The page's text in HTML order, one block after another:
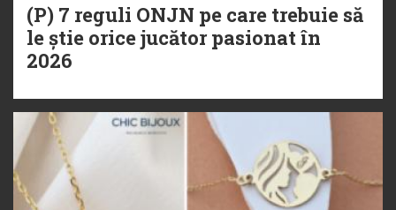
(P) 7 reguli ONJN pe care trebuie să
le știe orice jucător pasionat în
2026